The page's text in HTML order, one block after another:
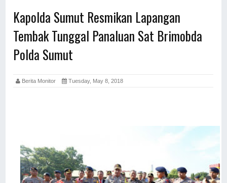
Kapolda Sumut Resmikan Lapangan
Tembak Tunggal Panaluan Sat Brimobda
Polda Sumut
Berita Monitor Tuesday, May 8, 2018